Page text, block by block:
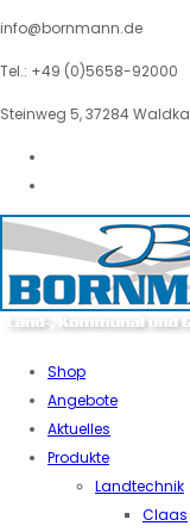
info@bornmann.de
Tel.: +49 (0)5658-92000
Steinweg 5, 37284
Shop
Angebote
Aktuelles
Produkte
Landtechnik
Claas